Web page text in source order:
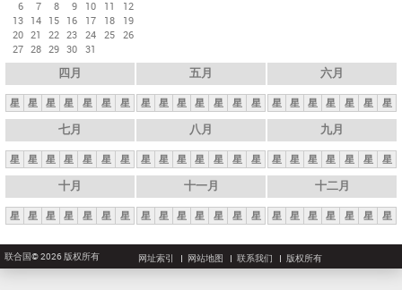
6
7 8 9 10 11
12
13 14 15 16 17 18
19
20 21 22 23 24 25 26
27 28 29 30 31
四月
星 星 星 星 星 星 星
五月
星 星 星 星 星 星 星
六月
星 星 星 星 星 星 星
七月
星 星 星 星 星 星 星
八月
星 星 星 星 星 星 星
九月
星 星 星 星 星 星 星
十月
星 星 星 星 星 星 星
十一月
星 星 星 星 星 星 星
十二月
星 星 星 星 星 星 星
联合国© 2026 版权所有 网址索引 网站地图 联系我们 版权所有